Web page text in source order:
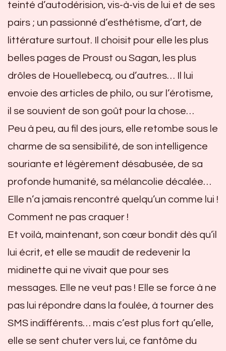
teinté d’autodérision, vis-à-vis de lui et de ses
pairs ; un passionné d’esthétisme, d’art, de
littérature surtout. Il choisit pour elle les plus
belles pages de Proust ou Sagan, les plus
drôles de Houellebecq, ou d’autres… Il lui
envoie des articles de philo, ou sur l’érotisme,
il se souvient de son goût pour la chose…
Peu à peu, au fil des jours, elle retombe sous le
charme de sa sensibilité, de son intelligence
souriante et légèrement désabusée, de sa
profonde humanité, sa mélancolie décalée…
Elle n’a jamais rencontré quelqu’un comme lui !
Comment ne pas craquer !
Et voilà, maintenant, son cœur bondit dès qu’il
lui écrit, et elle se maudit de redevenir la
midinette qui ne vivait que pour ses
messages. Elle ne veut pas ! Elle se force à ne
pas lui répondre dans la foulée, à tourner des
SMS indifférents… mais c’est plus fort qu’elle,
elle se sent chuter vers lui, ce fantôme du